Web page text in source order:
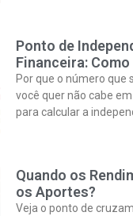
Ponto de
Financeira:
Por que o número que
você quer não cabe
para calcular a
Quando os
os Aportes?
Veja o ponto de